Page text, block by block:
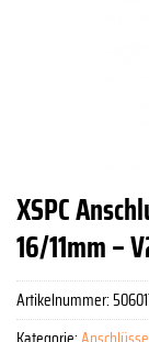
XSPC
16/11mm –
Artikelnummer: